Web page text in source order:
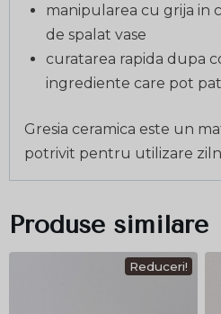
manipularea cu grija in
de spalat vase
curatarea rapida dupa
ingrediente care pot
Gresia ceramica este un
potrivit pentru utilizare
Produse similare
Reduceri!